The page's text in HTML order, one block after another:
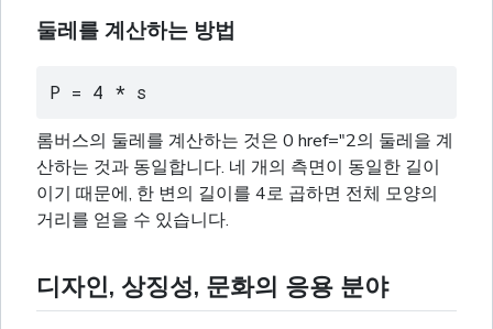
둘레를 계산하는 방법
P = 4 * s
롬버스의 둘레를 계산하는 것은 0 href="2의 둘레을 계
산하는 것과 동일합니다. 네 개의 측면이 동일한 길이
이기 때문에, 한 변의 길이를 4로 곱하면 전체 모양의
거리를 얻을 수 있습니다.
디자인, 상징성, 문화의 응용 분야